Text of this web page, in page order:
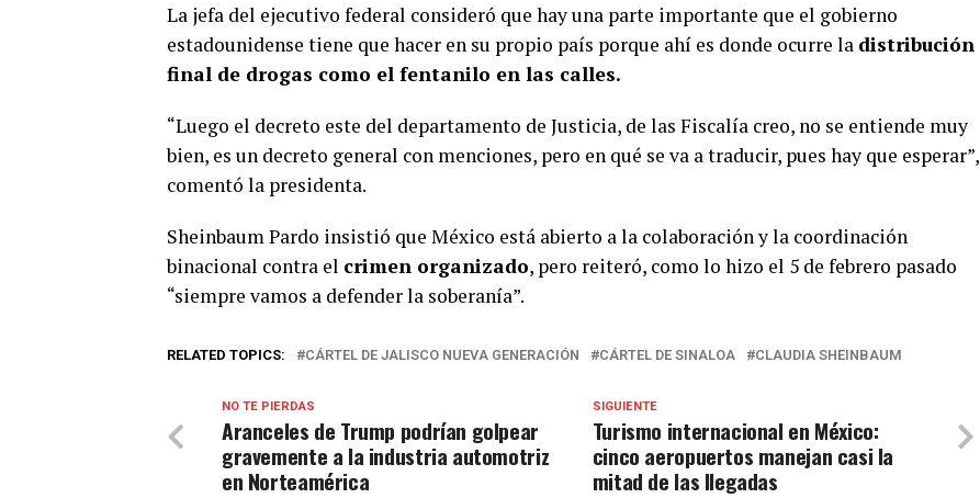
La jefa del ejecutivo federal consideró que hay una parte importante que el gobierno
estadounidense tiene que hacer en su propio país porque ahí es donde ocurre la distribución
final de drogas como el fentanilo en las calles.
“Luego el decreto este del departamento de Justicia, de las Fiscalía creo, no se entiende muy
bien, es un decreto general con menciones, pero en qué se va a traducir, pues hay que esperar”,
comentó la presidenta.
Sheinbaum Pardo insistió que México está abierto a la colaboración y la coordinación
binacional contra el crimen organizado, pero reiteró, como lo hizo el 5 de febrero pasado
“siempre vamos a defender la soberanía”.
RELATED TOPICS: CÁRTEL DE JALISCO NUEVA GENERACIÓN CÁRTEL DE SINALOA CLAUDIA SHEINBAUM
SIGUIENTE
Turismo internacional en México:
cinco aeropuertos manejan casi la
mitad de las llegadas
NO TE PIERDAS
Aranceles de Trump podrían golpear
gravemente a la industria automotriz
en Norteamérica